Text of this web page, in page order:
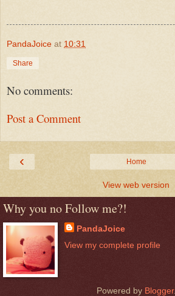
PandaJoice at 10:31
Share
No comments:
Post a Comment
‹ Home
View web version
Why you no Follow me?!
PandaJoice
View my complete profile
Powered by Blogger.